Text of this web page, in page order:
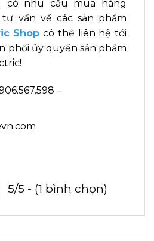
có nhu cầu mua hàng
vấn về các sản phẩm
Shop có thể liên hệ tới
phối ủy quyền sản phẩm
–
5/5 - (1 bình chọn)